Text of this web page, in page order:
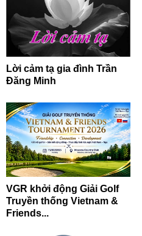
Lời cảm tạ gia đình Trần
Đăng Minh
VGR khởi động Giải Golf
Truyền thống Vietnam &
Friends...